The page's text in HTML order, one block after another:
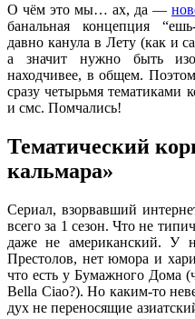
О чём это мы… ах, да —
банальная концепция
давно канула в Лету (как и
а значит нужно быть
находчивее, в общем.
сразу четырьмя тематиками
и смс. Помчались!
Тематический
кальмара»
Сериал, взорвавший
всего за 1 сезон. Что не
даже не американский. У
Престолов, нет юмора и
что есть у Бумажного Дома
Bella Ciao?). Но каким-то
дух не переносящие